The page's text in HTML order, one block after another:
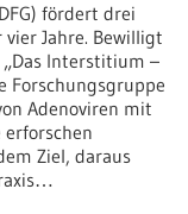
fördert drei
Jahre. Bewilligt
Interstitium –
Forschungsgruppe
Adenoviren mit
erforschen
Ziel, daraus